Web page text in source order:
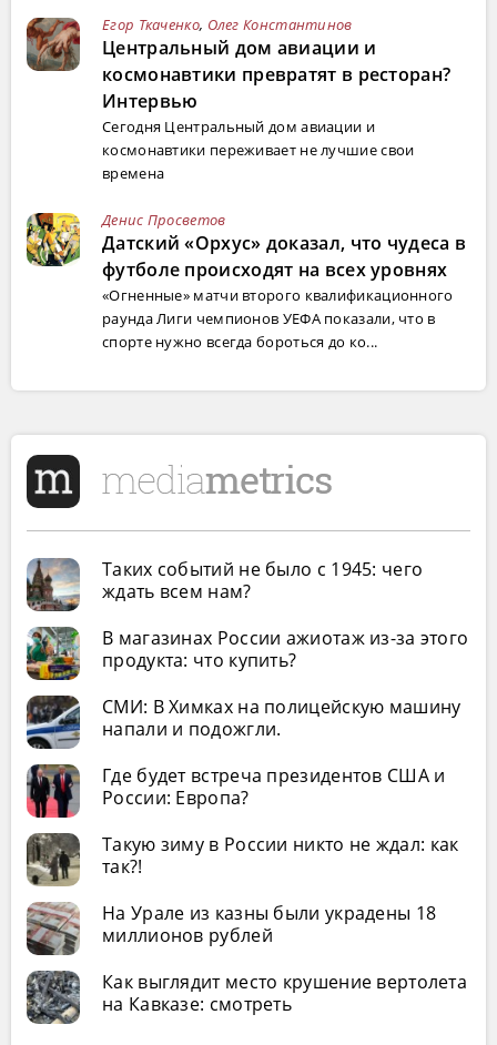
Егор Ткаченко, Олег Константинов
Центральный дом авиации и
космонавтики превратят в ресторан?
Интервью
Сегодня Центральный дом авиации и
космонавтики переживает не лучшие свои
времена
Денис Просветов
Датский «Орхус» доказал, что чудеса в
футболе происходят на всех уровнях
«Огненные» матчи второго квалификационного
раунда Лиги чемпионов УЕФА показали, что в
спорте нужно всегда бороться до ко...
Таких событий не было с 1945: чего
ждать всем нам?
В магазинах России ажиотаж из-за этого
продукта: что купить?
СМИ: В Химках на полицейскую машину
напали и подожгли.
Где будет встреча президентов США и
России: Европа?
Такую зиму в России никто не ждал: как
так?!
На Урале из казны были украдены 18
миллионов рублей
Как выглядит место крушение вертолета
на Кавказе: смотреть